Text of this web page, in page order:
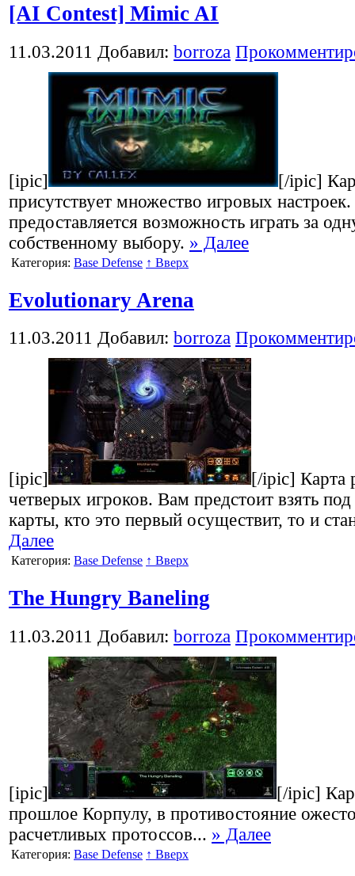
[AI Contest] Mimic AI
11.03.2011 Добавил: borroza
[ipic]
[/ipic]
присутствует множество игровых
предоставляется возможность играть за
собственному выбору. » Далее
Категория: Base Defense ↑ Вверх
Evolutionary Arena
11.03.2011 Добавил: borroza
[ipic]
[/ipic] Карта
четверых игроков. Вам предстоит взять
карты, кто это первый осуществит, то и
Далее
Категория: Base Defense ↑ Вверх
The Hungry Baneling
11.03.2011 Добавил: borroza
[ipic]
[/ipic]
прошлое Корпулу, в противостояние
расчетливых протоссов... » Далее
Категория: Base Defense ↑ Вверх